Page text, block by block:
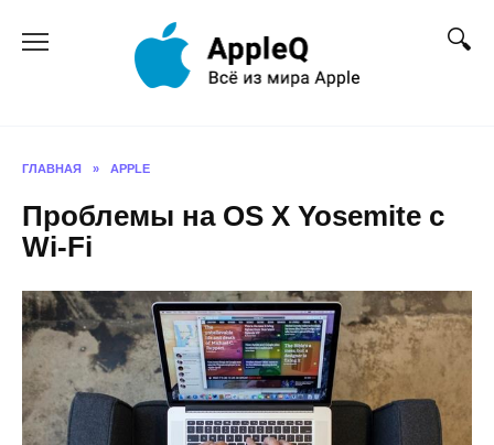
ГЛАВНАЯ » APPLE
Проблемы на OS X Yosemite с
Wi-Fi